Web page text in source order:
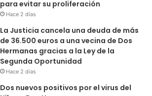
para evitar su proliferación
Hace 2 días
La Justicia cancela una deuda de más
de 36.500 euros a una vecina de Dos
Hermanas gracias a la Ley de la
Segunda Oportunidad
Hace 2 días
Dos nuevos positivos por el virus del